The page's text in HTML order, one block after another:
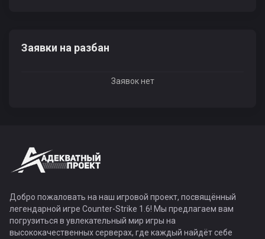
Заявки на разбан
Заявок нет
Добро пожаловать на наш игровой проект, посвящённый
легендарной игре Counter-Strike 1.6! Мы предлагаем вам
погрузиться в увлекательный мир игры на
высококачественных серверах, где каждый найдёт себе